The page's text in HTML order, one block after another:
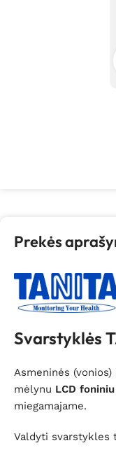
Prekės
Svarstyklės
Asmeninės
mėlynu LCD
miegamajame.
Valdyti svarstykles